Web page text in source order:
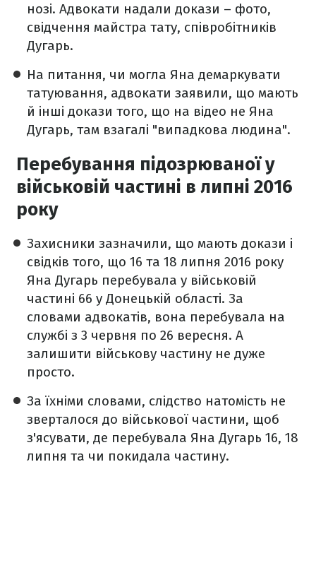
нозі. Адвокати надали докази – фото,
свідчення майстра тату, співробітників
Дугарь.
На питання, чи могла Яна демаркувати
татуювання, адвокати заявили, що мають
й інші докази того, що на відео не Яна
Дугарь, там взагалі "випадкова людина".
Перебування підозрюваної у
військовій частині в липні 2016
року
Захисники зазначили, що мають докази і
свідків того, що 16 та 18 липня 2016 року
Яна Дугарь перебувала у військовій
частині 66 у Донецькій області. За
словами адвокатів, вона перебувала на
службі з 3 червня по 26 вересня. А
залишити військову частину не дуже
просто.
За їхніми словами, слідство натомість не
зверталося до військової частини, щоб
з'ясувати, де перебувала Яна Дугарь 16, 18
липня та чи покидала частину.